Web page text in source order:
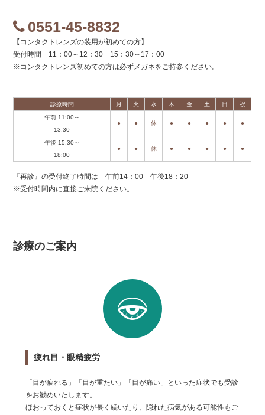
0551-45-8832
【コンタクトレンズの装用が初めての方】
受付時間 11：00～12：30 15：30～17：00
※コンタクトレンズ初めての方は必ずメガネをご持参ください。
診療時間 月 火 水 木 金 土 日
祝
午前 11:00～
13:30
● ● 休 ● ● ● ● ●
午後 15:30～
18:00
● ● 休 ● ● ● ● ●
『再診』の受付終了時間は 午前14：00 午後18：20
※受付時間内に直接ご来院ください。
診療のご案内
疲れ目・眼精疲労
「目が疲れる」「目が重たい」「目が痛い」といった症状でも受診
をお勧めいたします。
ほおっておくと症状が長く続いたり、隠れた病気がある可能性もご